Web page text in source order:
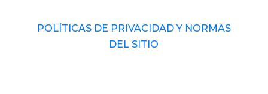
POLÍTICAS DE PRIVACIDAD Y NORMAS
DEL SITIO